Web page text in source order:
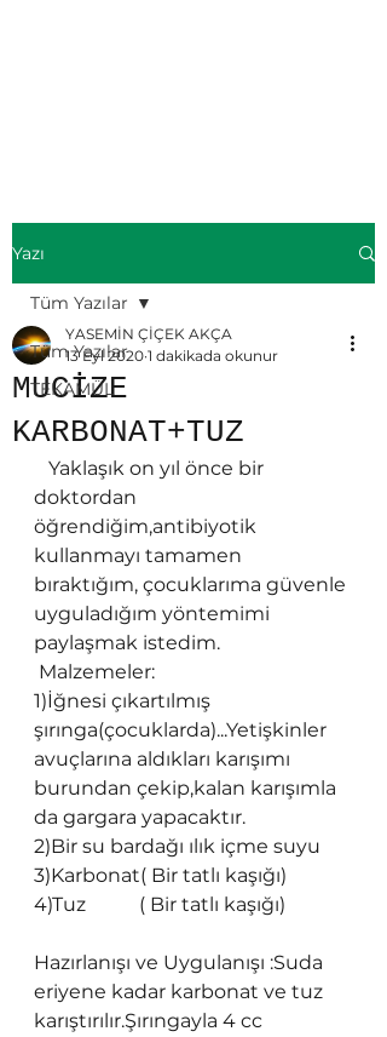
Yazı
Tüm Yazılar
TEKAMÜL
Tüm Yazılar
MUCİZE
KARBONAT+TUZ
YASEMİN ÇİÇEK AKÇA
13 Eyl 2020 1 dakikada okunur
doktordan
öğrendiğim,antibiyotik
kullanmayı tamamen
bıraktığım, çocuklarıma güvenle
uyguladığım yöntemimi
paylaşmak istedim.
Malzemeler:
1)İğnesi çıkartılmış
şırınga(çocuklarda)...Yetişkinler
avuçlarına aldıkları karışımı
burundan çekip,kalan karışımla
da gargara yapacaktır.
2)Bir su bardağı ılık içme suyu
3)Karbonat( Bir tatlı kaşığı)
4)Tuz           ( Bir tatlı kaşığı)
Hazırlanışı ve Uygulanışı :Suda
eriyene kadar karbonat ve tuz
karıştırılır.Şırıngayla 4 cc